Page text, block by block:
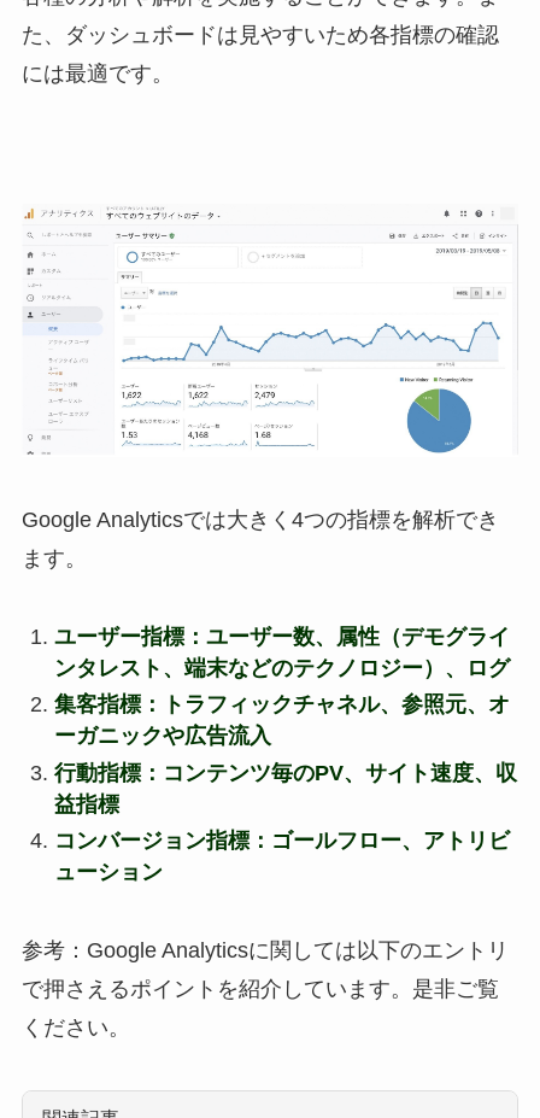
た、ダッシュボードは見やすいため各指標の確認
には最適です。
Google Analyticsでは大きく4つの指標を解析でき
ます。
ユーザー指標：ユーザー数、属性（デモグライ
ンタレスト、端末などのテクノロジー）、ログ
集客指標：トラフィックチャネル、参照元、オ
ーガニックや広告流入
行動指標：コンテンツ毎のPV、サイト速度、収
益指標
コンバージョン指標：ゴールフロー、アトリビ
ューション
参考：Google Analyticsに関しては以下のエントリ
で押さえるポイントを紹介しています。是非ご覧
ください。